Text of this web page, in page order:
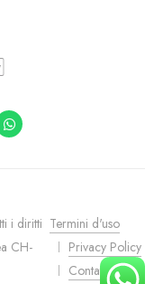
i diritti
CH-
Termini d'uso
Privacy Policy
Contatti